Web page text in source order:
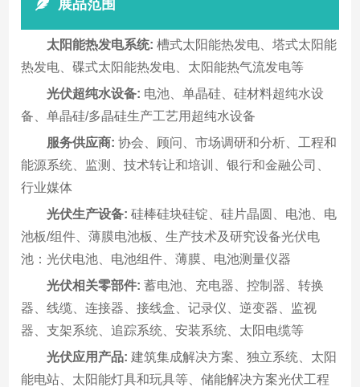
展品范围
太阳能热发电系统: 槽式太阳能热发电、塔式太阳能
热发电、碟式太阳能热发电、太阳能热气流发电等
光伏超纯水设备: 电池、单晶硅、硅材料超纯水设
备、单晶硅/多晶硅生产工艺用超纯水设备
服务供应商: 协会、顾问、市场调研和分析、工程和
能源系统、监测、技术转让和培训、银行和金融公司、
行业媒体
光伏生产设备: 硅棒硅块硅锭、硅片晶圆、电池、电
池板/组件、薄膜电池板、生产技术及研究设备光伏电
池：光伏电池、电池组件、薄膜、电池测量仪器
光伏相关零部件: 蓄电池、充电器、控制器、转换
器、线缆、连接器、接线盒、记录仪、逆变器、监视
器、支架系统、追踪系统、安装系统、太阳电缆等
光伏应用产品: 建筑集成解决方案、独立系统、太阳
能电站、太阳能灯具和玩具等、储能解决方案光伏工程